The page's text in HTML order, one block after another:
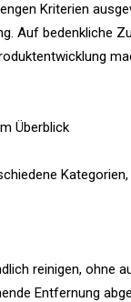
Kriterien
Auf bedenkliche
Überblick
reinigen, ohne
Entfernung